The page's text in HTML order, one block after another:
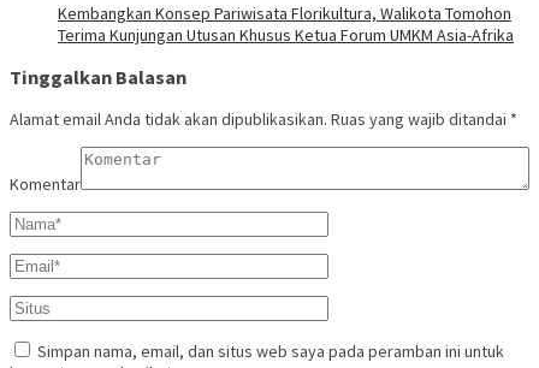
Kembangkan Konsep Pariwisata Florikultura, Walikota Tomohon
Terima Kunjungan Utusan Khusus Ketua Forum UMKM Asia-Afrika
Tinggalkan Balasan
Alamat email Anda tidak akan dipublikasikan. Ruas yang wajib ditandai *
Komentar
Simpan nama, email, dan situs web saya pada peramban ini untuk